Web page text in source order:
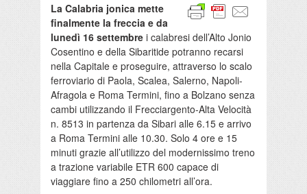
La Calabria jonica mette
finalmente la freccia e da
lunedì 16 settembre i calabresi dell’Alto Jonio
Cosentino e della Sibaritide potranno recarsi
nella Capitale e proseguire, attraverso lo scalo
ferroviario di Paola, Scalea, Salerno, Napoli-
Afragola e Roma Termini, fino a Bolzano senza
cambi utilizzando il Frecciargento-Alta Velocità
n. 8513 in partenza da Sibari alle 6.15 e arrivo
a Roma Termini alle 10.30. Solo 4 ore e 15
minuti grazie all’utilizzo del modernissimo treno
a trazione variabile ETR 600 capace di
viaggiare fino a 250 chilometri all’ora.